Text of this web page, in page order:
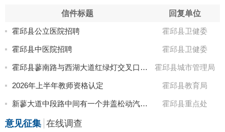
回复单位
信件标题
霍邱县卫健委
霍邱县公立医院招聘
霍邱县卫健委
霍邱县中医院招聘
霍邱县城市管理局
霍邱县蓼南路与西湖大道红绿灯交叉口西方路面破损严重
霍邱县教育局
2026年上半年教师资格认定
霍邱县重点处
新蓼大道中段路中间有一个井盖松动汽车压过当啷当啷响
意见征集 在线调查